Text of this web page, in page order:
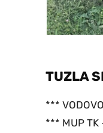
TUZLA
***
*** MUP